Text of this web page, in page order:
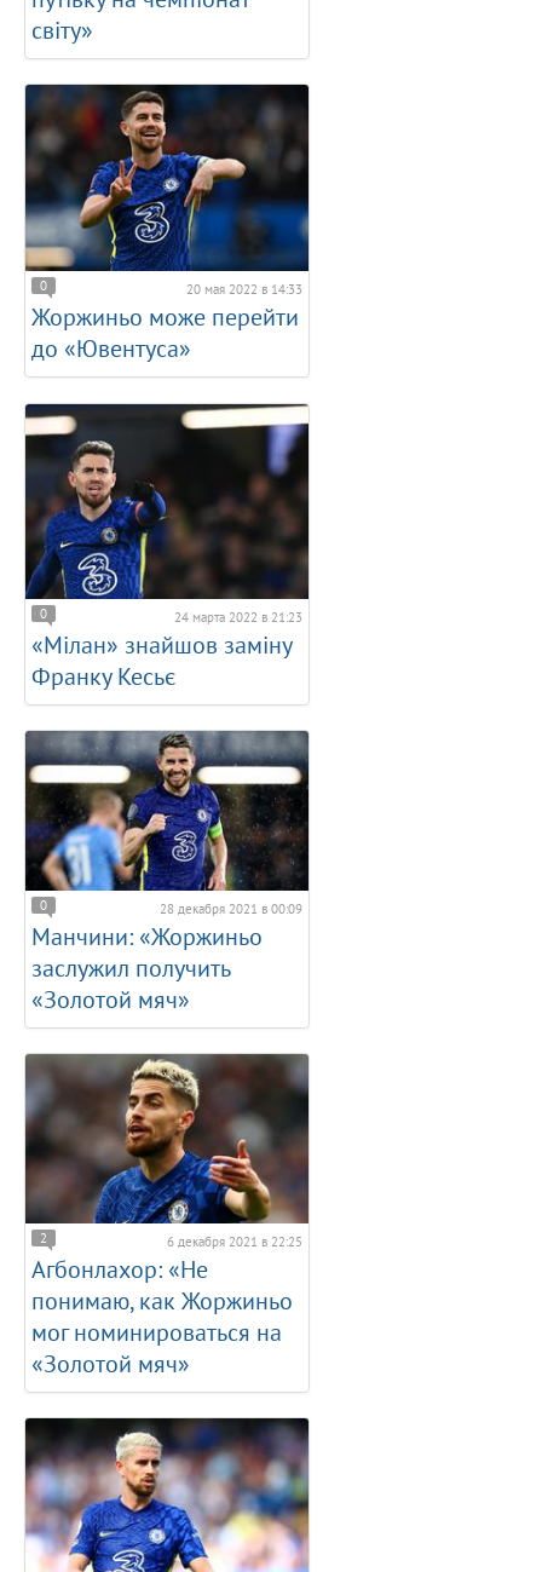
світу»
0 20 мая 2022 в 14:33
Жоржиньо може перейти
до «Ювентуса»
0 24 марта 2022 в 21:23
«Мілан» знайшов заміну
Франку Кесьє
0 28 декабря 2021 в 00:09
Манчини: «Жоржиньо
заслужил получить
«Золотой мяч»
2 6 декабря 2021 в 22:25
Агбонлахор: «Не
понимаю, как Жоржиньо
мог номинироваться на
«Золотой мяч»